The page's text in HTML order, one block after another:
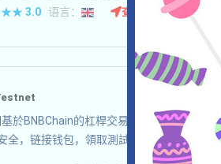
3.0 语言： 查阅详情
於BNBChain的杠桿交易平臺，目前正在
全，链接钱包，領取測試USDT，參與測試